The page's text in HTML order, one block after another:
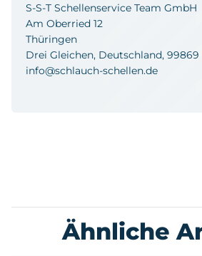
S-S-T Schellenservice Team GmbH
Am Oberried 12
Thüringen
Drei Gleichen, Deutschland, 99869
info@schlauch-schellen.de
Ähnliche